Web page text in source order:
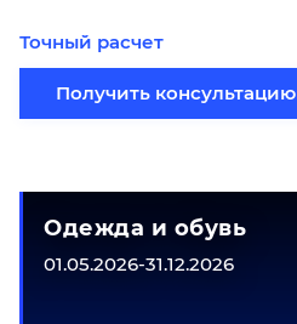
Точный расчет
Получить консультацию
Одежда и обувь
01.05.2026-31.12.2026